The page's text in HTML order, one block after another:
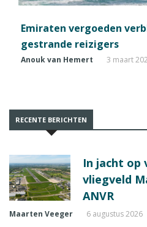
Emiraten vergoeden
gestrande reizigers
Anouk van Hemert 3 maart
RECENTE BERICHTEN
In jacht op
vliegveld
ANVR
Maarten Veeger 6 augustus 2026